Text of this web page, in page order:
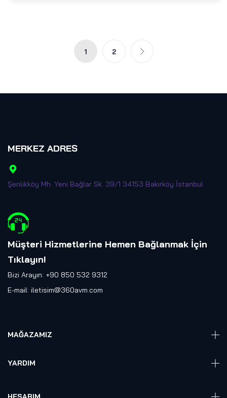
1 2
MERKEZ ADRES
Şenlikköy Mh. Yeni Bağlar Sk. 39/1 34153 Bakırköy İstanbul
Müşteri Hizmetlerine Hemen Bağlanmak İçin
Tıklayın!
Bizi Arayın: +90 850 532 9312
E-mail: iletisim@360avm.com
MAĞAZAMIZ
VR Ready PC
Elektronik
YARDIM